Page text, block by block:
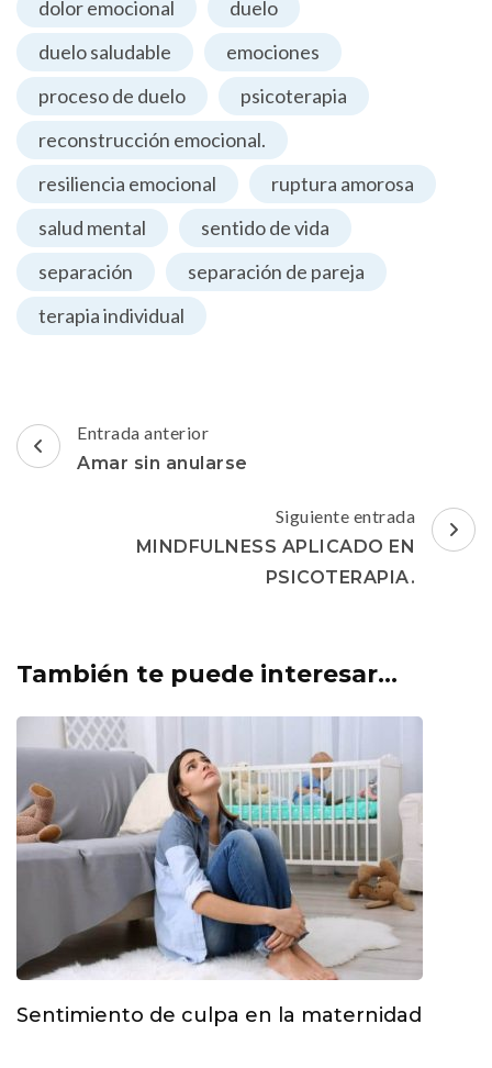
dolor emocional
duelo
duelo saludable
emociones
proceso de duelo
psicoterapia
reconstrucción emocional.
resiliencia emocional
ruptura amorosa
salud mental
sentido de vida
separación
separación de pareja
terapia individual
Navegación
de
Entrada anterior
Amar sin anularse
Siguiente entrada
MINDFULNESS APLICADO EN
PSICOTERAPIA.
También te puede interesar...
Sentimiento de culpa en la maternidad